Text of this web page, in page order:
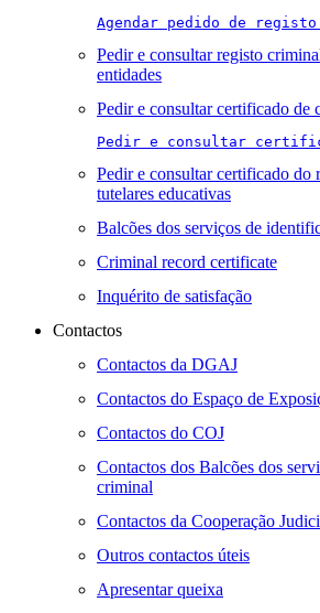
Agendar pedido de
Pedir e consultar registo
entidades
Pedir e consultar certificado de
Pedir e consultar
Pedir e consultar certificado do
tutelares educativas
Balcões dos serviços de
Criminal record certificate
Inquérito de satisfação
Contactos
Contactos da DGAJ
Contactos do Espaço de
Contactos do COJ
Contactos dos Balcões dos
criminal
Contactos da Cooperação
Outros contactos úteis
Apresentar queixa